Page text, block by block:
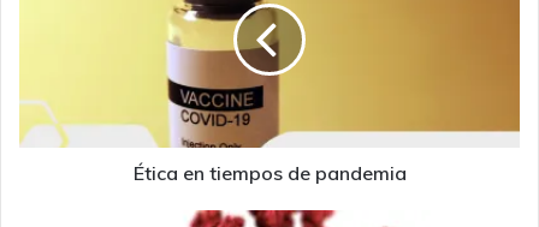
Ética en tiempos de pandemia